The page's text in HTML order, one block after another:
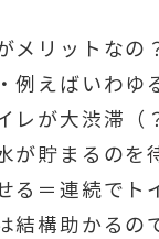
メリットなの
例えばいわゆ
レが大渋滞（
が貯まるのを
る＝連続でト
結構助かるの